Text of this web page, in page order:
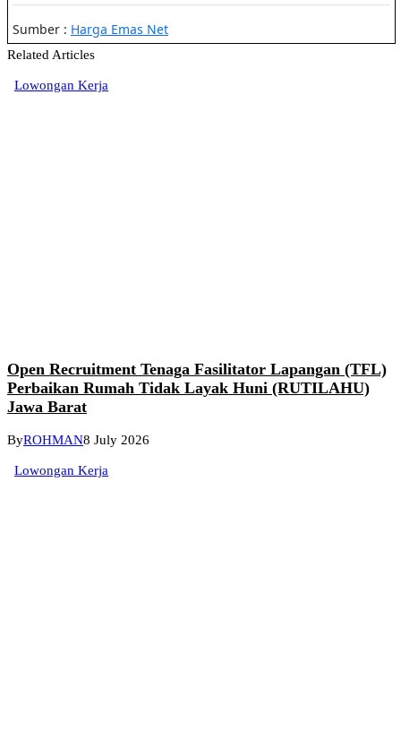
Related Articles
Lowongan Kerja
Open Recruitment Tenaga Fasilitator Lapangan (TFL)
Perbaikan Rumah Tidak Layak Huni (RUTILAHU)
Jawa Barat
ByROHMAN8 July 2026
Lowongan Kerja